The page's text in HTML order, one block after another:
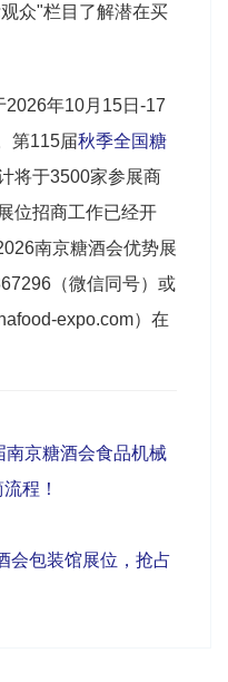
众"栏目了解潜在买
年10月15日-17
第115届秋季全国糖
将于3500家参展商
位招商工作已经开
南京糖酒会优势展
（微信同号）或
expo.com）在
南京糖酒会食品机械
程！
会包装馆展位，抢占